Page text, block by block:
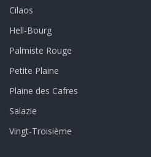
Cilaos
Hell-Bourg
Palmiste Rouge
Petite Plaine
Plaine des Cafres
Salazie
Vingt-Troisième